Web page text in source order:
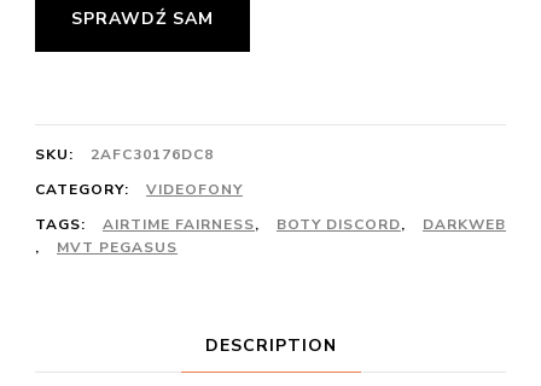
SPRAWDŹ SAM
SKU:
2AFC30176DC8
CATEGORY:
VIDEOFONY
TAGS:
AIRTIME FAIRNESS, BOTY DISCORD,
DARKWEB
,
MVT PEGASUS
DESCRIPTION